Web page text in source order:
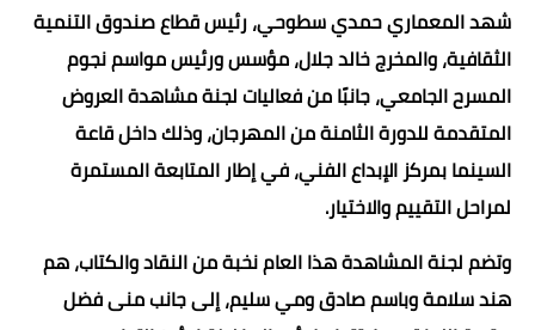
شهد المعماري حمدي سطوحي، رئيس قطاع صندوق التنمية
الثقافية، والمخرج خالد جلال، مؤسس ورئيس مواسم نجوم
المسرح الجامعي، جانبًا من فعاليات لجنة مشاهدة العروض
المتقدمة للدورة الثامنة من المهرجان، وذلك داخل قاعة
السينما بمركز الإبداع الفني، في إطار المتابعة المستمرة
لمراحل التقييم والاختيار.
وتضم لجنة المشاهدة هذا العام نخبة من النقاد والكتاب، هم
هند سلامة وباسم صادق ومي سليم، إلى جانب منى فضل